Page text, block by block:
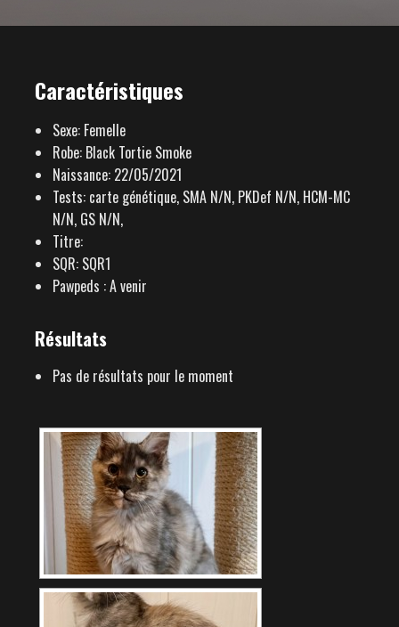
Caractéristiques
Sexe: Femelle
Robe: Black Tortie Smoke
Naissance: 22/05/2021
Tests: carte génétique, SMA N/N, PKDef N/N, HCM-MC
N/N, GS N/N,
Titre:
SQR: SQR1
Pawpeds : A venir
Résultats
Pas de résultats pour le moment